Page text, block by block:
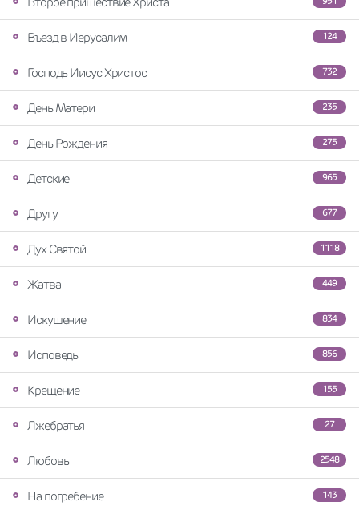
124
Въезд в Иерусалим
732
Господь Иисус Христос
235
День Матери
275
День Рождения
965
Детские
677
Другу
1118
Дух Святой
449
Жатва
834
Искушение
856
Исповедь
155
Крещение
27
Лжебратья
2548
Любовь
143
На погребение